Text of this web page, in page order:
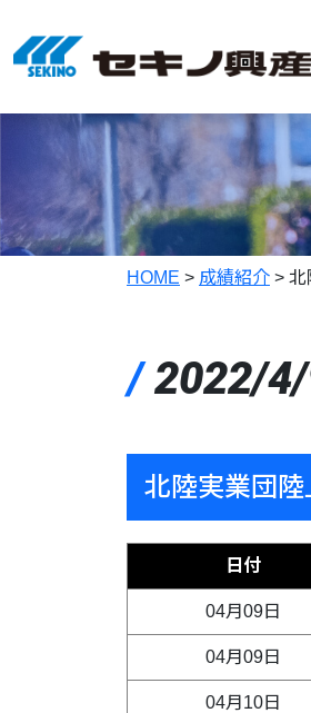
HOME > 成績紹介 > 北
/2022/
北陸実業団
日付
04月09日
04月09日
04月10日